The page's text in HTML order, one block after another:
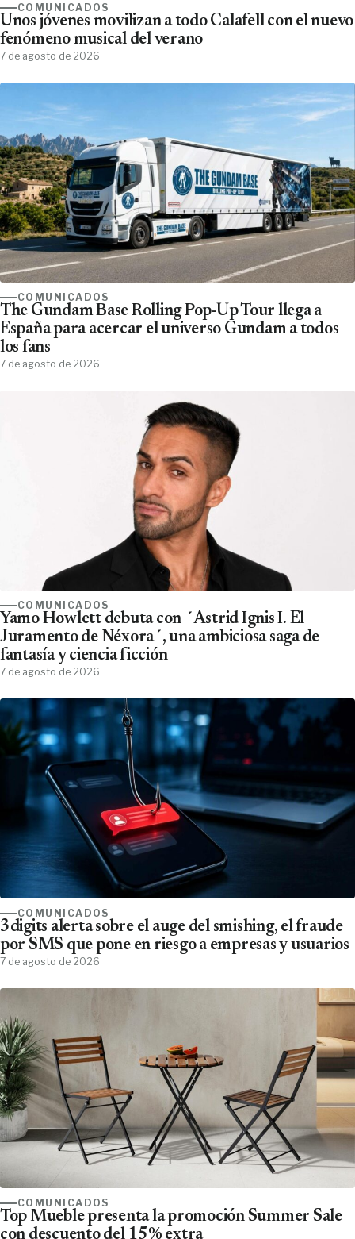
COMUNICADOS
Unos jóvenes movilizan a todo Calafell con el nuevo
fenómeno musical del verano
7 de agosto de 2026
COMUNICADOS
The Gundam Base Rolling Pop-Up Tour llega a
España para acercar el universo Gundam a todos
los fans
7 de agosto de 2026
COMUNICADOS
Yamo Howlett debuta con ´Astrid Ignis I. El
Juramento de Néxora´, una ambiciosa saga de
fantasía y ciencia ficción
7 de agosto de 2026
COMUNICADOS
3digits alerta sobre el auge del smishing, el fraude
por SMS que pone en riesgo a empresas y usuarios
7 de agosto de 2026
COMUNICADOS
Top Mueble presenta la promoción Summer Sale